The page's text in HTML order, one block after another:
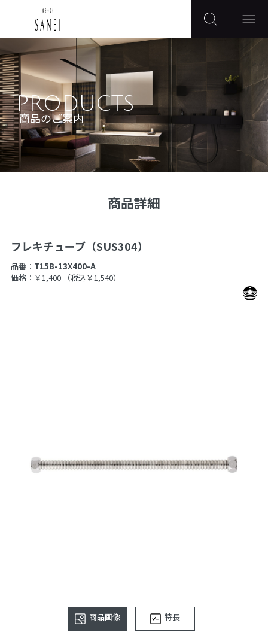
PRODUCTS
商品のご案内
商品詳細
フレキチューブ（SUS304）
品番： T15B-13X400-A
価格：￥1,400
（税込￥1,540）
商品画像 特長